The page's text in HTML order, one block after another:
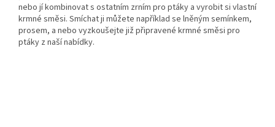
nebo jí kombinovat s ostatním zrním pro ptáky a vyrobit si vlastní
krmné směsi. Smíchat ji můžete například se lněným semínkem,
prosem, a nebo vyzkoušejte již připravené krmné směsi pro
ptáky z naší nabídky.